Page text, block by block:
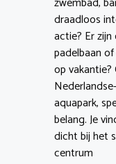
draadloos
actie? Er
padelbaan
op
aquapark,
belang. Je
dicht bij het
centrum